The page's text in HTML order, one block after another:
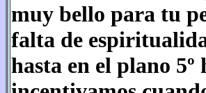
muy bello para tu
falta de
hasta en el plano